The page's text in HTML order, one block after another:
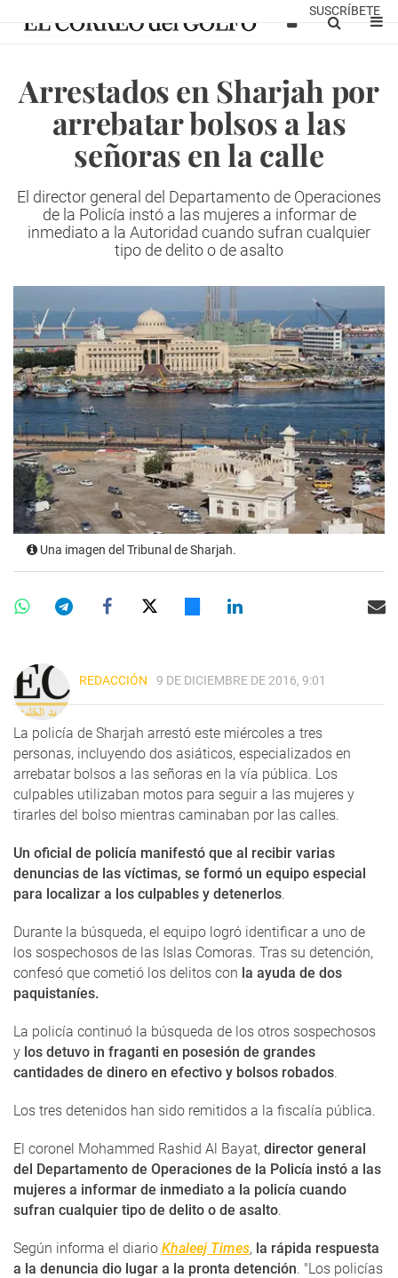
SUSCRÍBETE
Arrestados en Sharjah por
arrebatar bolsos a las
señoras en la calle
El director general del Departamento de Operaciones
de la Policía instó a las mujeres a informar de
inmediato a la Autoridad cuando sufran cualquier
tipo de delito o de asalto
Una imagen del Tribunal de Sharjah.
REDACCIÓN 9 DE DICIEMBRE DE 2016, 9:01
La policía de Sharjah arrestó este miércoles a tres
personas, incluyendo dos asiáticos, especializados en
arrebatar bolsos a las señoras en la vía pública. Los
culpables utilizaban motos para seguir a las mujeres y
tirarles del bolso mientras caminaban por las calles.
Un oficial de policía manifestó que al recibir varias
denuncias de las víctimas, se formó un equipo especial
para localizar a los culpables y detenerlos.
Durante la búsqueda, el equipo logró identificar a uno de
los sospechosos de las Islas Comoras. Tras su detención,
confesó que cometió los delitos con la ayuda de dos
paquistaníes.
La policía continuó la búsqueda de los otros sospechosos
y los detuvo in fraganti en posesión de grandes
cantidades de dinero en efectivo y bolsos robados.
Los tres detenidos han sido remitidos a la fiscalía pública.
El coronel Mohammed Rashid Al Bayat, director general
del Departamento de Operaciones de la Policía instó a las
mujeres a informar de inmediato a la policía cuando
sufran cualquier tipo de delito o de asalto.
Según informa el diario Khaleej Times, la rápida respuesta
a la denuncia dio lugar a la pronta detención. "Los policías